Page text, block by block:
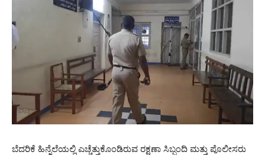
ಬೆದರಿಕೆ ಹಿನ್ನೆಲೆಯಲ್ಲಿ ಎಚ್ಚೆತ್ತುಕೊಂಡಿರುವ ರಕ್ಷಣಾ ಸಿಬ್ಬಂದಿ ಮತ್ತು ಪೊಲೀಸರು